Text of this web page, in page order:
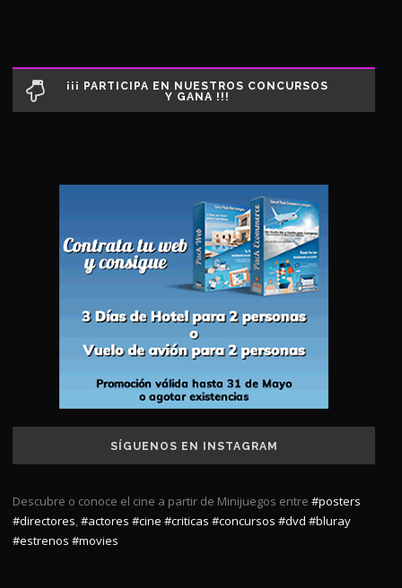
¡¡¡ PARTICIPA EN NUESTROS CONCURSOS
Y GANA !!!
SÍGUENOS EN INSTAGRAM
Descubre o conoce el cine a partir de Minijuegos entre #posters
#directores,#actores #cine #criticas #concursos #dvd #bluray
#estrenos #movies